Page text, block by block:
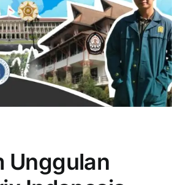
OUR PROGRAM
CONTACT US
Unggulan